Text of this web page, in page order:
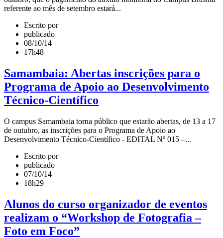
referente ao mês de setembro estará...
Escrito por
publicado
08/10/14
17h48
Samambaia: Abertas inscrições para o
Programa de Apoio ao Desenvolvimento
Técnico-Científico
O campus Samambaia torna público que estarão abertas, de 13 a 17
de outubro, as inscrições para o Programa de Apoio ao
Desenvolvimento Técnico-Científico - EDITAL Nº 015 –...
Escrito por
publicado
07/10/14
18h29
Alunos do curso organizador de eventos
realizam o “Workshop de Fotografia –
Foto em Foco”